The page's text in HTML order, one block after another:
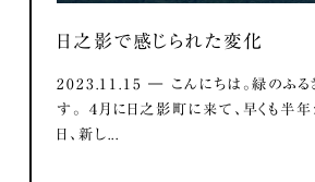
日之影で感じられた変化
2023.11.15 ― こんにちは。緑のふる
す。 ４月に日之影町に来て、早くも半
日、新し...